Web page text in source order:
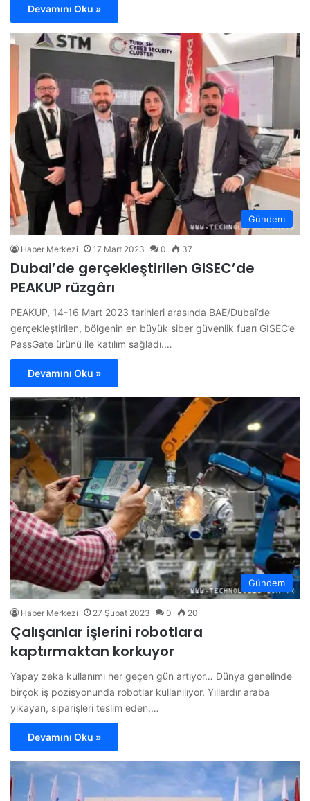
Devamını Oku »
Gündem
Haber Merkezi 17 Mart 2023 0 37
Dubai’de gerçekleştirilen GISEC’de
PEAKUP rüzgârı
PEAKUP, 14-16 Mart 2023 tarihleri arasında BAE/Dubai’de
gerçekleştirilen, bölgenin en büyük siber güvenlik fuarı GISEC’e
PassGate ürünü ile katılım sağladı.…
Devamını Oku »
Gündem
Haber Merkezi 27 Şubat 2023 0 20
Çalışanlar işlerini robotlara
kaptırmaktan korkuyor
Yapay zeka kullanımı her geçen gün artıyor… Dünya genelinde
birçok iş pozisyonunda robotlar kullanılıyor. Yıllardır araba
yıkayan, siparişleri teslim eden,…
Devamını Oku »